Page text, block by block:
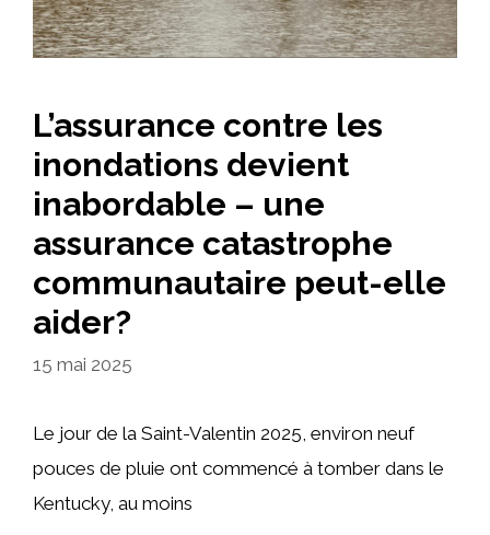
L’assurance contre les
inondations devient
inabordable – une
assurance catastrophe
communautaire peut-elle
aider?
15 mai 2025
Le jour de la Saint-Valentin 2025, environ neuf
pouces de pluie ont commencé à tomber dans le
Kentucky, au moins